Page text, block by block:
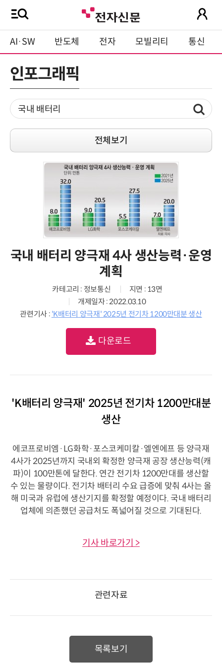
AI·SW 반도체 전자 모빌리티 통신
인포그래픽
전체보기
국내 배터리 양극재 4사 생산능력·운영
계획
카테고리 : 정보통신
지면 : 13면
개제일자 : 2022.03.10
관련기사 : 'K배터리 양극재' 2025년 전기차 1200만대분 생산
다운로드
'K배터리 양극재' 2025년 전기차 1200만대분
생산
에코프로비엠·LG화학·포스코케미칼·엘엔에프 등 양극재
4사가 2025년까지 국내외 확정한 양극재 공장 생산능력(캐
파)이 100만톤에 달한다. 연간 전기차 1200만대를 생산할
수 있는 물량이다. 전기차 배터리 수요 급증에 맞춰 4사는 올
해 미국과 유럽에 생산기지를 확정할 예정이다. 국내 배터리
업체에 의존했던 공급처도 폭넓어질 것으로 기대된다.
기사 바로가기 >
관련자료
목록보기